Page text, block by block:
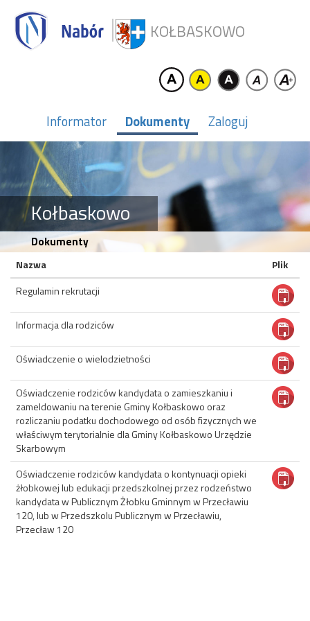
KOŁBASKOWO
Informator Dokumenty Zaloguj
Kołbaskowo
Dokumenty
Nazwa
Plik
Regulamin rekrutacji
Informacja dla rodziców
Oświadczenie o wielodzietności
Oświadczenie rodziców kandydata o zamieszkaniu i
zameldowaniu na terenie Gminy Kołbaskowo oraz
rozliczaniu podatku dochodowego od osób fizycznych we
właściwym terytorialnie dla Gminy Kołbaskowo Urzędzie
Skarbowym
Oświadczenie rodziców kandydata o kontynuacji opieki
żłobkowej lub edukacji przedszkolnej przez rodzeństwo
kandydata w Publicznym Żłobku Gminnym w Przecławiu
120, lub w Przedszkolu Publicznym w Przecławiu,
Przecław 120